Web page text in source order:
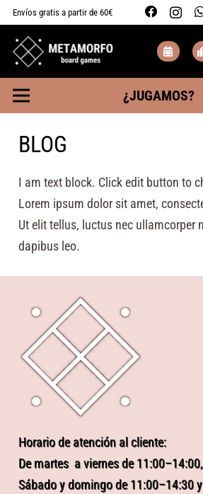
Envíos gratis a partir de 60€
¿JUGAMOS?
BLOG
I am text block. Click edit button to
Lorem ipsum dolor sit amet,
Ut elit tellus, luctus nec ullamcorper
dapibus leo.
Horario de atención al cliente:
De martes a viernes de
Sábado y domingo de 11:00–14:30